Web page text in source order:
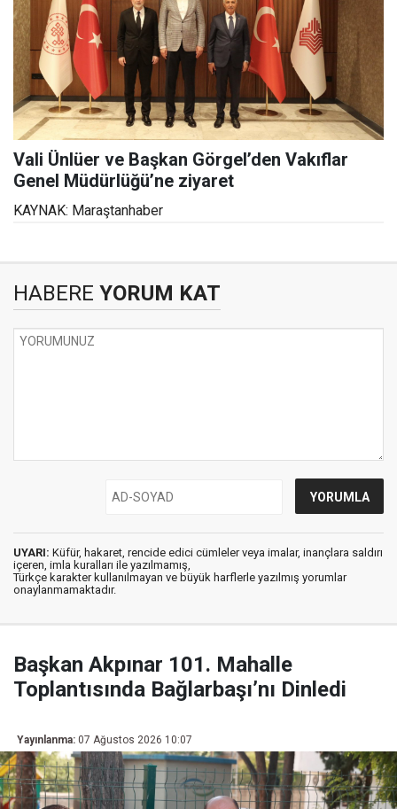
Vali Ünlüer ve Başkan Görgel’den Vakıflar
Genel Müdürlüğü’ne ziyaret
KAYNAK: Maraştanhaber
HABERE YORUM KAT
UYARI: Küfür, hakaret, rencide edici cümleler veya imalar, inançlara saldırı
içeren, imla kuralları ile yazılmamış,
Türkçe karakter kullanılmayan ve büyük harflerle yazılmış yorumlar
onaylanmamaktadır.
Başkan Akpınar 101. Mahalle
Toplantısında Bağlarbaşı’nı Dinledi
Yayınlanma: 07 Ağustos 2026 10:07